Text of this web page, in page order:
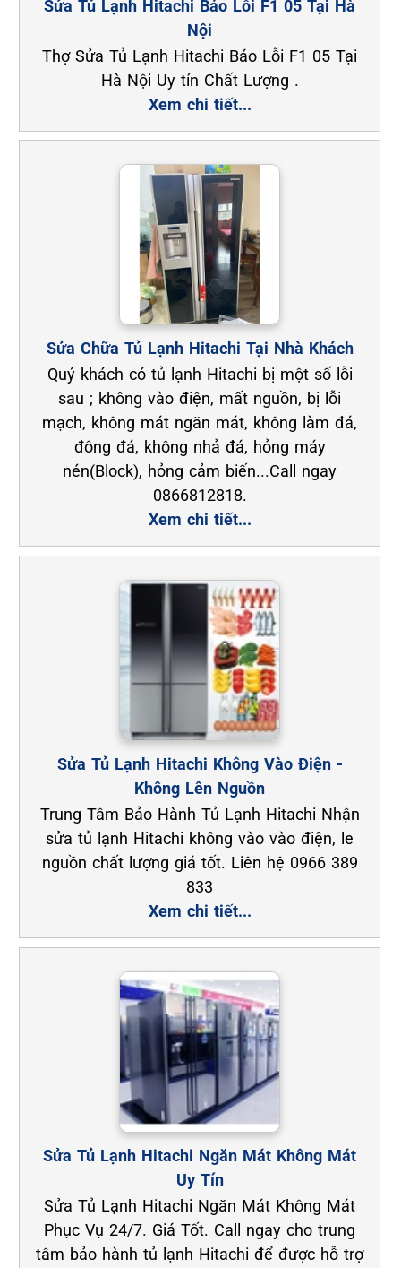
Sửa Tủ Lạnh Hitachi Báo Lỗi F1 05 Tại Hà
Nội
Thợ Sửa Tủ Lạnh Hitachi Báo Lỗi F1 05 Tại
Hà Nội Uy tín Chất Lượng .
Xem chi tiết...
Sửa Chữa Tủ Lạnh Hitachi Tại Nhà Khách
Quý khách có tủ lạnh Hitachi bị một số lỗi
sau ; không vào điện, mất nguồn, bị lỗi
mạch, không mát ngăn mát, không làm đá,
đông đá, không nhả đá, hỏng máy
nén(Block), hỏng cảm biến...Call ngay
0866812818.
Xem chi tiết...
Sửa Tủ Lạnh Hitachi Không Vào Điện -
Không Lên Nguồn
Trung Tâm Bảo Hành Tủ Lạnh Hitachi Nhận
sửa tủ lạnh Hitachi không vào vào điện, le
nguồn chất lượng giá tốt. Liên hệ 0966 389
833
Xem chi tiết...
Sửa Tủ Lạnh Hitachi Ngăn Mát Không Mát
Uy Tín
Sửa Tủ Lạnh Hitachi Ngăn Mát Không Mát
Phục Vụ 24/7. Giá Tốt. Call ngay cho trung
tâm bảo hành tủ lạnh Hitachi để được hỗ trợ